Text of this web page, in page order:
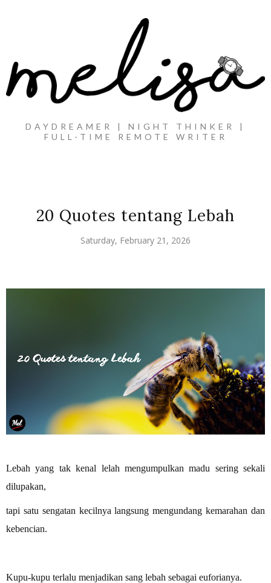
DAYDREAMER | NIGHT THINKER |
FULL-TIME REMOTE WRITER
20 Quotes tentang Lebah
Saturday, February 21, 2026
Lebah yang tak kenal lelah mengumpulkan madu sering sekali
dilupakan,
tapi satu sengatan kecilnya langsung mengundang kemarahan dan
kebencian.
Kupu-kupu terlalu menjadikan sang lebah sebagai euforianya.